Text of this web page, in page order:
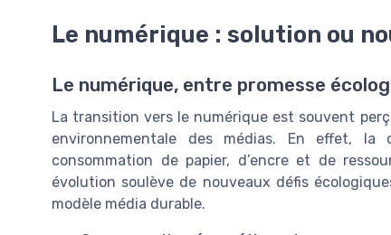
Le numérique : solution ou
Le numérique, entre promesse
La transition vers le numérique est souvent
environnementale des médias. En effet,
consommation de papier, d’encre et de
évolution soulève de nouveaux défis
modèle média durable.